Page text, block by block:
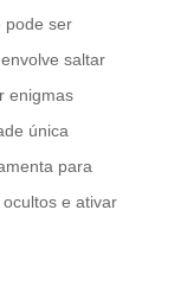
pode ser
saltar
enigmas
única
para
e ativar